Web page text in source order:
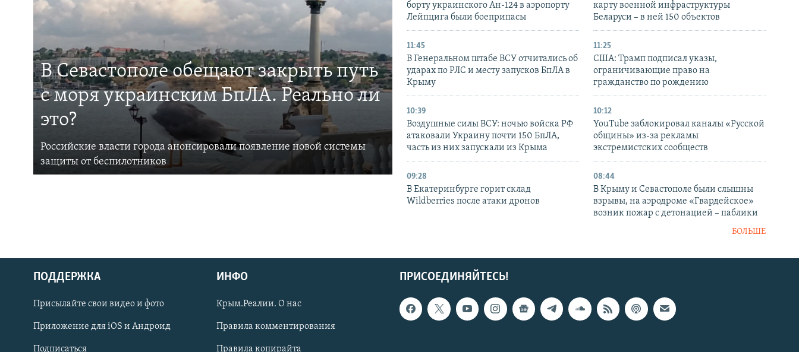
Українською
Qırımtatar
В Севастополе обещают закрыть путь
с моря украинским БпЛА. Реально ли
это?
Российские власти города анонсировали появление новой системы
защиты от беспилотников
борту украинского Ан-124 в аэропорту
Лейпцига были боеприпасы
карту военной инфраструктуры
Беларуси – в ней 150 объектов
11:45
В Генеральном штабе ВСУ отчитались об
ударах по РЛС и месту запусков БпЛА в
Крыму
11:25
США: Трамп подписал указы,
ограничивающие право на
гражданство по рождению
10:39
Воздушные силы ВСУ: ночью войска РФ
атаковали Украину почти 150 БпЛА,
часть из них запускали из Крыма
10:12
YouTube заблокировал каналы «Русской
общины» из-за рекламы
экстремистских сообществ
09:28
В Екатеринбурге горит склад
Wildberries после атаки дронов
08:44
В Крыму и Севастополе были слышны
взрывы, на аэродроме «Гвардейское»
возник пожар с детонацией – паблики
БОЛЬШЕ
ПРИСОЕДИНЯЙТЕСЬ!
ПОДДЕРЖКА
Присылайте свои видео и фото
Приложение для iOS и Андроид
Подписаться
ИНФО
Крым.Реалии. О нас
Правила комментирования
Правила копирайта